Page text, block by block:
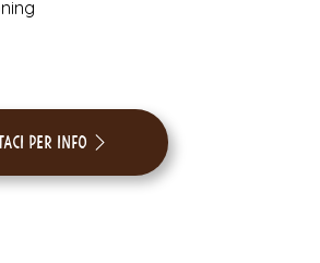
per info